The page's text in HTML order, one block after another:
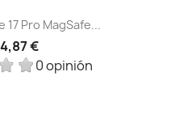
17 Pro MagSafe...
€
0 opinión